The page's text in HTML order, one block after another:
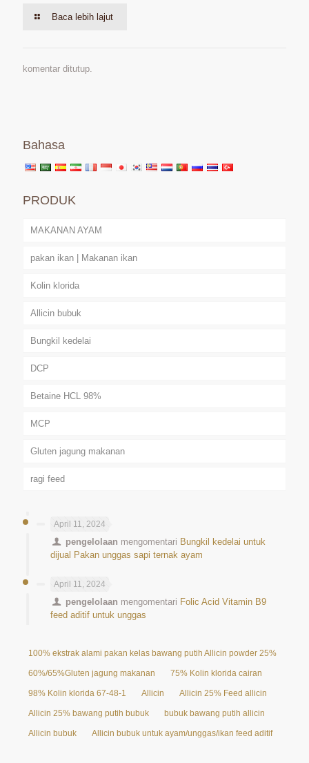
Baca lebih lajut
komentar ditutup.
Bahasa
PRODUK
MAKANAN AYAM
pakan ikan | Makanan ikan
Kolin klorida
Allicin bubuk
Bungkil kedelai
DCP
Betaine HCL 98%
MCP
Gluten jagung makanan
ragi feed
April 11, 2024
pengelolaan mengomentari Bungkil kedelai untuk
dijual Pakan unggas sapi ternak ayam
April 11, 2024
pengelolaan mengomentari Folic Acid Vitamin B9
feed aditif untuk unggas
100% ekstrak alami pakan kelas bawang putih Allicin powder 25%
60%/65%Gluten jagung makanan 75% Kolin klorida cairan
98% Kolin klorida 67-48-1 Allicin Allicin 25% Feed allicin
Allicin 25% bawang putih bubuk bubuk bawang putih allicin
Allicin bubuk Allicin bubuk untuk ayam/unggas/ikan feed aditif